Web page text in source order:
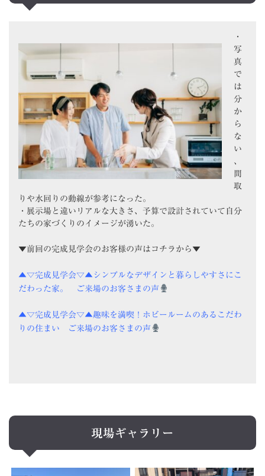
・
写
真
で
は
分
か
ら
な
い
、
間
取
りや水回りの動線が参考になった。
・展示場と違いリアルな大きさ、予算で設計されていて自分
たちの家づくりのイメージが湧いた。
▼前回の完成見学会のお客様の声はコチラから▼
▲▽完成見学会▽▲シンプルなデザインと暮らしやすさにこ
だわった家。 ご来場のお客さまの声
▲▽完成見学会▽▲趣味を満喫！ホビールームのあるこだわ
りの住まい ご来場のお客さまの声
現場ギャラリー